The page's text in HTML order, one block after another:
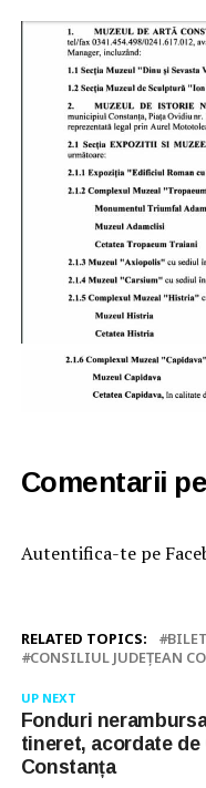
Comentarii
Autentifica-te pe
RELATED TOPICS:
CONSILIUL JUDEŢEAN
UP NEXT
Fonduri
tineret, acordate
Constanța